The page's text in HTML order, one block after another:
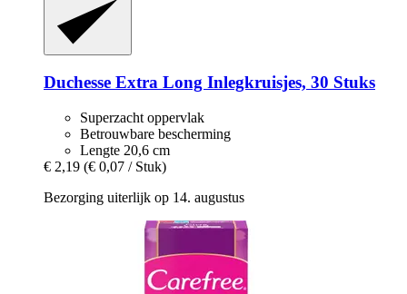
Duchesse Extra Long Inlegkruisjes, 30 Stuks
Superzacht oppervlak
Betrouwbare bescherming
Lengte 20,6 cm
€ 2,19 (€ 0,07 / Stuk)
Bezorging uiterlijk op 14. augustus